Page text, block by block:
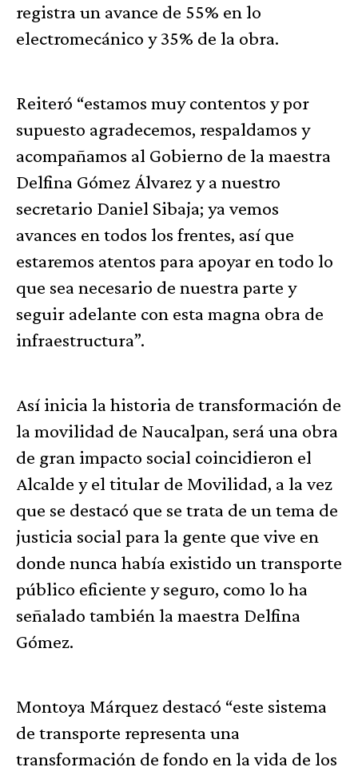
registra un avance de 55% en lo
electromecánico y 35% de la obra.
Reiteró “estamos muy contentos y por
supuesto agradecemos, respaldamos y
acompañamos al Gobierno de la maestra
Delfina Gómez Álvarez y a nuestro
secretario Daniel Sibaja; ya vemos
avances en todos los frentes, así que
estaremos atentos para apoyar en todo lo
que sea necesario de nuestra parte y
seguir adelante con esta magna obra de
infraestructura”.
Así inicia la historia de transformación de
la movilidad de Naucalpan, será una obra
de gran impacto social coincidieron el
Alcalde y el titular de Movilidad, a la vez
que se destacó que se trata de un tema de
justicia social para la gente que vive en
donde nunca había existido un transporte
público eficiente y seguro, como lo ha
señalado también la maestra Delfina
Gómez.
Montoya Márquez destacó “este sistema
de transporte representa una
transformación de fondo en la vida de los